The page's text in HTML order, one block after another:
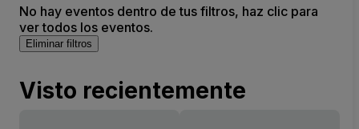
No hay eventos dentro de tus filtros, haz clic para
ver todos los eventos.
Eliminar filtros
Visto recientemente